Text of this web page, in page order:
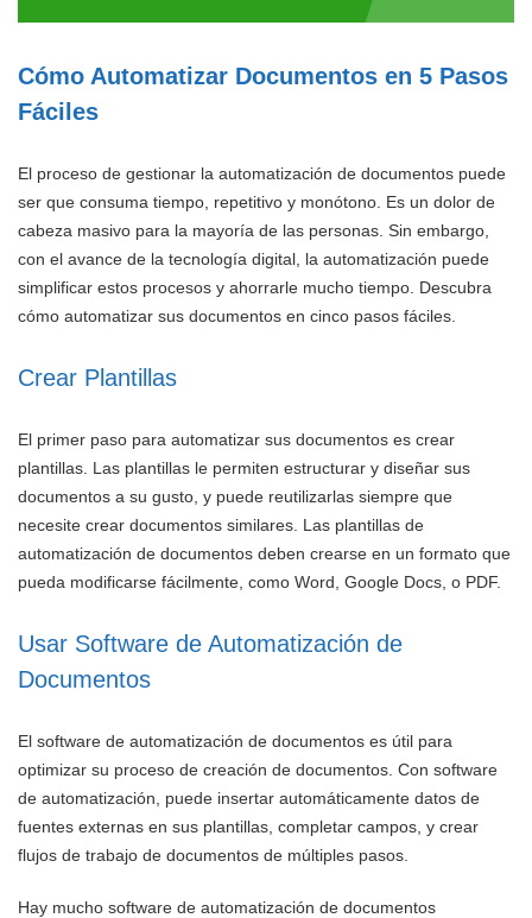
Cómo Automatizar Documentos en 5 Pasos
Fáciles
El proceso de gestionar la automatización de documentos puede
ser que consuma tiempo, repetitivo y monótono. Es un dolor de
cabeza masivo para la mayoría de las personas. Sin embargo,
con el avance de la tecnología digital, la automatización puede
simplificar estos procesos y ahorrarle mucho tiempo. Descubra
cómo automatizar sus documentos en cinco pasos fáciles.
Crear Plantillas
El primer paso para automatizar sus documentos es crear
plantillas. Las plantillas le permiten estructurar y diseñar sus
documentos a su gusto, y puede reutilizarlas siempre que
necesite crear documentos similares. Las plantillas de
automatización de documentos deben crearse en un formato que
pueda modificarse fácilmente, como Word, Google Docs, o PDF.
Usar Software de Automatización de
Documentos
El software de automatización de documentos es útil para
optimizar su proceso de creación de documentos. Con software
de automatización, puede insertar automáticamente datos de
fuentes externas en sus plantillas, completar campos, y crear
flujos de trabajo de documentos de múltiples pasos.
Hay mucho software de automatización de documentos